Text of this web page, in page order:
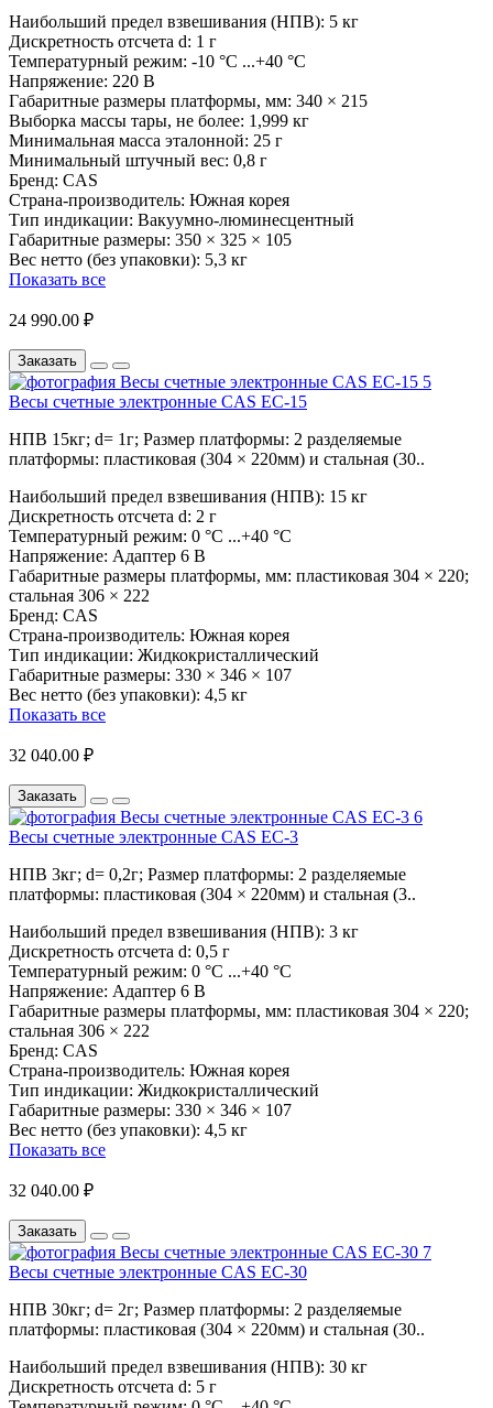
Наибольший предел взвешивания (НПВ): 5 кг
Дискретность отсчета d: 1 г
Температурный режим: -10 °С ...+40 °С
Напряжение: 220 В
Габаритные размеры платформы, мм: 340 × 215
Выборка массы тары, не более: 1,999 кг
Минимальная масса эталонной: 25 г
Минимальный штучный вес: 0,8 г
Бренд: CAS
Страна-производитель: Южная корея
Тип индикации: Вакуумно-люминесцентный
Габаритные размеры: 350 × 325 × 105
Вес нетто (без упаковки): 5,3 кг
Показать все
24 990.00 ₽
Заказать
Весы счетные электронные CAS EC-15
НПВ 15кг; d= 1г; Размер платформы: 2 разделяемые
платформы: пластиковая (304 × 220мм) и стальная (30..
Наибольший предел взвешивания (НПВ): 15 кг
Дискретность отсчета d: 2 г
Температурный режим: 0 °С ...+40 °С
Напряжение: Адаптер 6 В
Габаритные размеры платформы, мм: пластиковая 304 × 220;
стальная 306 × 222
Бренд: CAS
Страна-производитель: Южная корея
Тип индикации: Жидкокристаллический
Габаритные размеры: 330 × 346 × 107
Вес нетто (без упаковки): 4,5 кг
Показать все
32 040.00 ₽
Заказать
Весы счетные электронные CAS EC-3
НПВ 3кг; d= 0,2г; Размер платформы: 2 разделяемые
платформы: пластиковая (304 × 220мм) и стальная (3..
Наибольший предел взвешивания (НПВ): 3 кг
Дискретность отсчета d: 0,5 г
Температурный режим: 0 °С ...+40 °С
Напряжение: Адаптер 6 В
Габаритные размеры платформы, мм: пластиковая 304 × 220;
стальная 306 × 222
Бренд: CAS
Страна-производитель: Южная корея
Тип индикации: Жидкокристаллический
Габаритные размеры: 330 × 346 × 107
Вес нетто (без упаковки): 4,5 кг
Показать все
32 040.00 ₽
Заказать
Весы счетные электронные CAS EC-30
НПВ 30кг; d= 2г; Размер платформы: 2 разделяемые
платформы: пластиковая (304 × 220мм) и стальная (30..
Наибольший предел взвешивания (НПВ): 30 кг
Дискретность отсчета d: 5 г